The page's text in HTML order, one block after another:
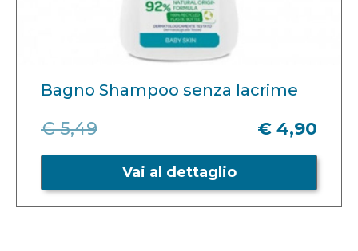
Bagno Shampoo senza lacrime
€ 5,49 € 4,90
Vai al dettaglio